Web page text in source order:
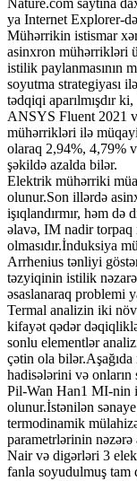
Nature.com saytına
ya Internet Explorer-
Mühərrikin istismar
asinxron mühərrikləri
istilik paylanmasının
soyutma strategiyası
tədqiqi aparılmışdır
ANSYS Fluent 2021
mühərrikləri ilə
olaraq 2,94%, 4,79%
şəkildə azalda bilər.
Elektrik mühərriki
olunur.Son illərdə
işıqlandırmır, həm
əlavə, IM nadir torpaq
olmasıdır.İnduksiya
Arrhenius tənliyi
təzyiqinin istilik
əsaslanaraq problemi
Termal analizin iki
kifayət qədər
sonlu elementlər
çətin ola
hadisələrini və onların
Pil-Wan Han1 MI-nin
olunur.İstənilən
termodinamik
parametrlərinin nəzərə
Nair və digərləri 3
fanla soyudulmuş